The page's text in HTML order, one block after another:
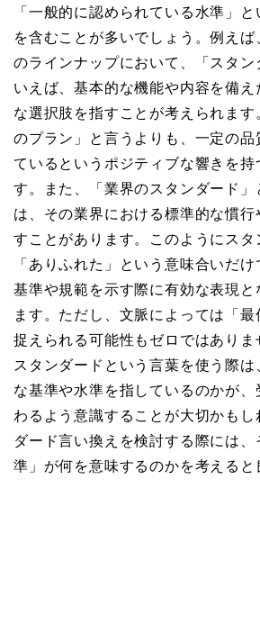
「一般的に認められている水準」
を含むことが多いでしょう。例えば
のラインナップにおいて、「スタン
いえば、基本的な機能や内容を備え
な選択肢を指すことが考えられます
のプラン」と言うよりも、一定の品
ているというポジティブな響きを持
す。また、「業界のスタンダード
は、その業界における標準的な慣
すことがあります。このようにスタ
「ありふれた」という意味合いだ
基準や規範を示す際に有効な表現と
ます。ただし、文脈によっては「最
捉えられる可能性もゼロではありま
スタンダードという言葉を使う際は
な基準や水準を指しているのかが
わるよう意識することが大切かもし
ダード言い換えを検討する際には
準」が何を意味するのかを考えると